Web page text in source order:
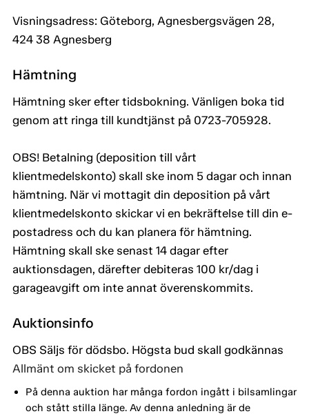
Visningsadress: Göteborg, Agnesbergsvägen 28,
424 38 Agnesberg
Hämtning
Hämtning sker efter tidsbokning. Vänligen boka tid
genom att ringa till kundtjänst på 0723-705928.
OBS! Betalning (deposition till vårt
klientmedelskonto) skall ske inom 5 dagar och innan
hämtning. När vi mottagit din deposition på vårt
klientmedelskonto skickar vi en bekräftelse till din e-
postadress och du kan planera för hämtning.
Hämtning skall ske senast 14 dagar efter
auktionsdagen, därefter debiteras 100 kr/dag i
garageavgift om inte annat överenskommits.
Auktionsinfo
OBS Säljs för dödsbo. Högsta bud skall godkännas
Allmänt om skicket på fordonen
På denna auktion har många fordon ingått i bilsamlingar
och stått stilla länge. Av denna anledning är de